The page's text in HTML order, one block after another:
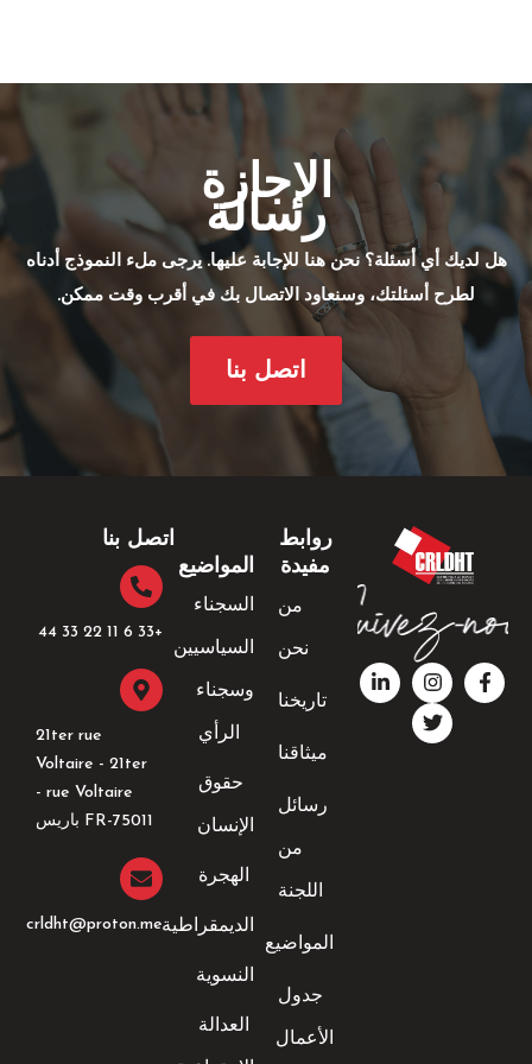
الإجازة
رسالة
هل لديك أي أسئلة؟ نحن هنا للإجابة عليها. يرجى ملء النموذج أدناه
لطرح أسئلتك، وسنعاود الاتصال بك في أقرب وقت ممكن.
اتصل بنا
ف
ي
س
ا
ن
س
ت
ق
ل
ي
ن
ت
و
ي
ت
ر
روابط
مفيدة
من
نحن
تاريخنا
ميثاقنا
رسائل
من
اللجنة
المواضيع
جدول
الأعمال
المواضيع
السجناء
السياسيين
وسجناء
الرأي
حقوق
الإنسان
الهجرة
الديمقراطية
النسوية
العدالة
اتصل بنا
+33 6 11 22 33 44​
21ter rue
Voltaire - 21ter
rue Voltaire -
FR-75011 باريس
crldht@proton.me